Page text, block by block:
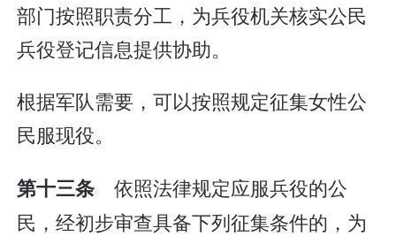
部门按照职责分工，为兵役机关核实公民
兵役登记信息提供协助。
根据军队需要，可以按照规定征集女性公
民服现役。
第十三条 依照法律规定应服兵役的公
民，经初步审查具备下列征集条件的，为